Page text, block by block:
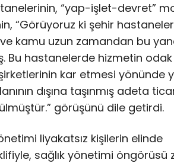
“yap-işlet-devret”
“Görüyoruz ki şehir
kamu uzun zamandan bu
Bu hastanelerde hizmetin
kar etmesi yönünde
dışına taşınmış adeta
görüşünü dile getirdi.
liyakatsız kişilerin elinde
sağlık yönetimi öngörüsü